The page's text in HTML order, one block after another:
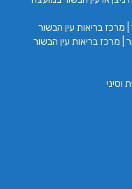
בריאות עין הבשור
| מרכז בריאות עין הבשור